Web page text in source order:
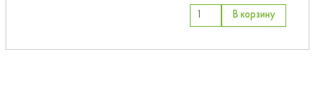
В корзину